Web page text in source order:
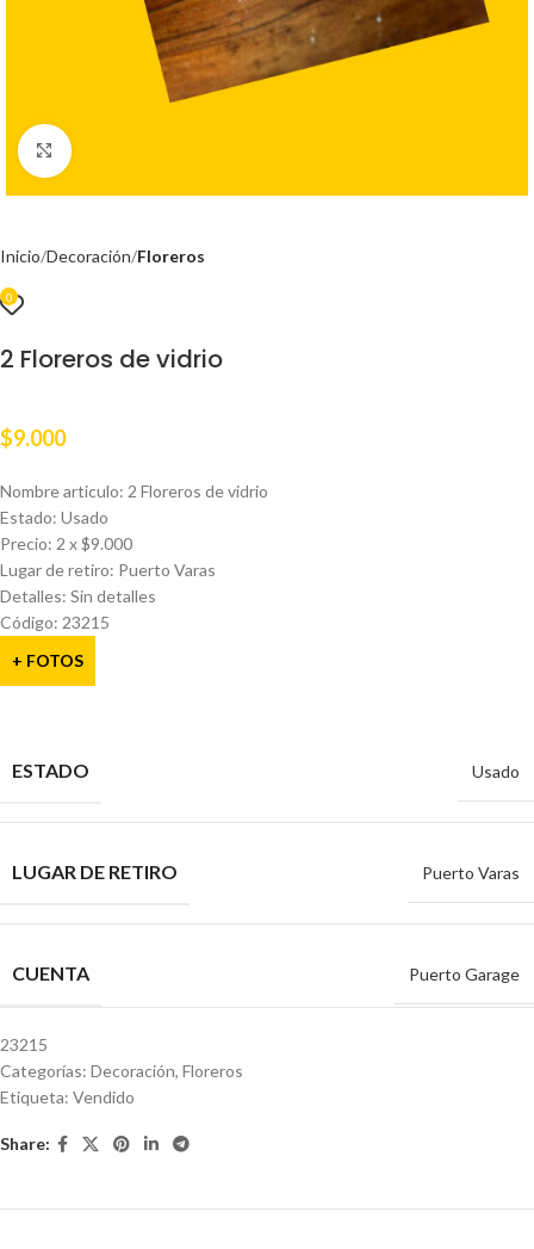
Clic para ampliar
Inicio Decoración Floreros
0
2 Floreros de vidrio
$9.000
Nombre articulo: 2 Floreros de vidrio
Estado: Usado
Precio: 2 x $9.000
Lugar de retiro: Puerto Varas
Detalles: Sin detalles
Código: 23215
+ FOTOS
ESTADO Usado
LUGAR DE RETIRO Puerto Varas
CUENTA Puerto Garage
23215
Categorías: Decoración, Floreros
Etiqueta: Vendido
Share: